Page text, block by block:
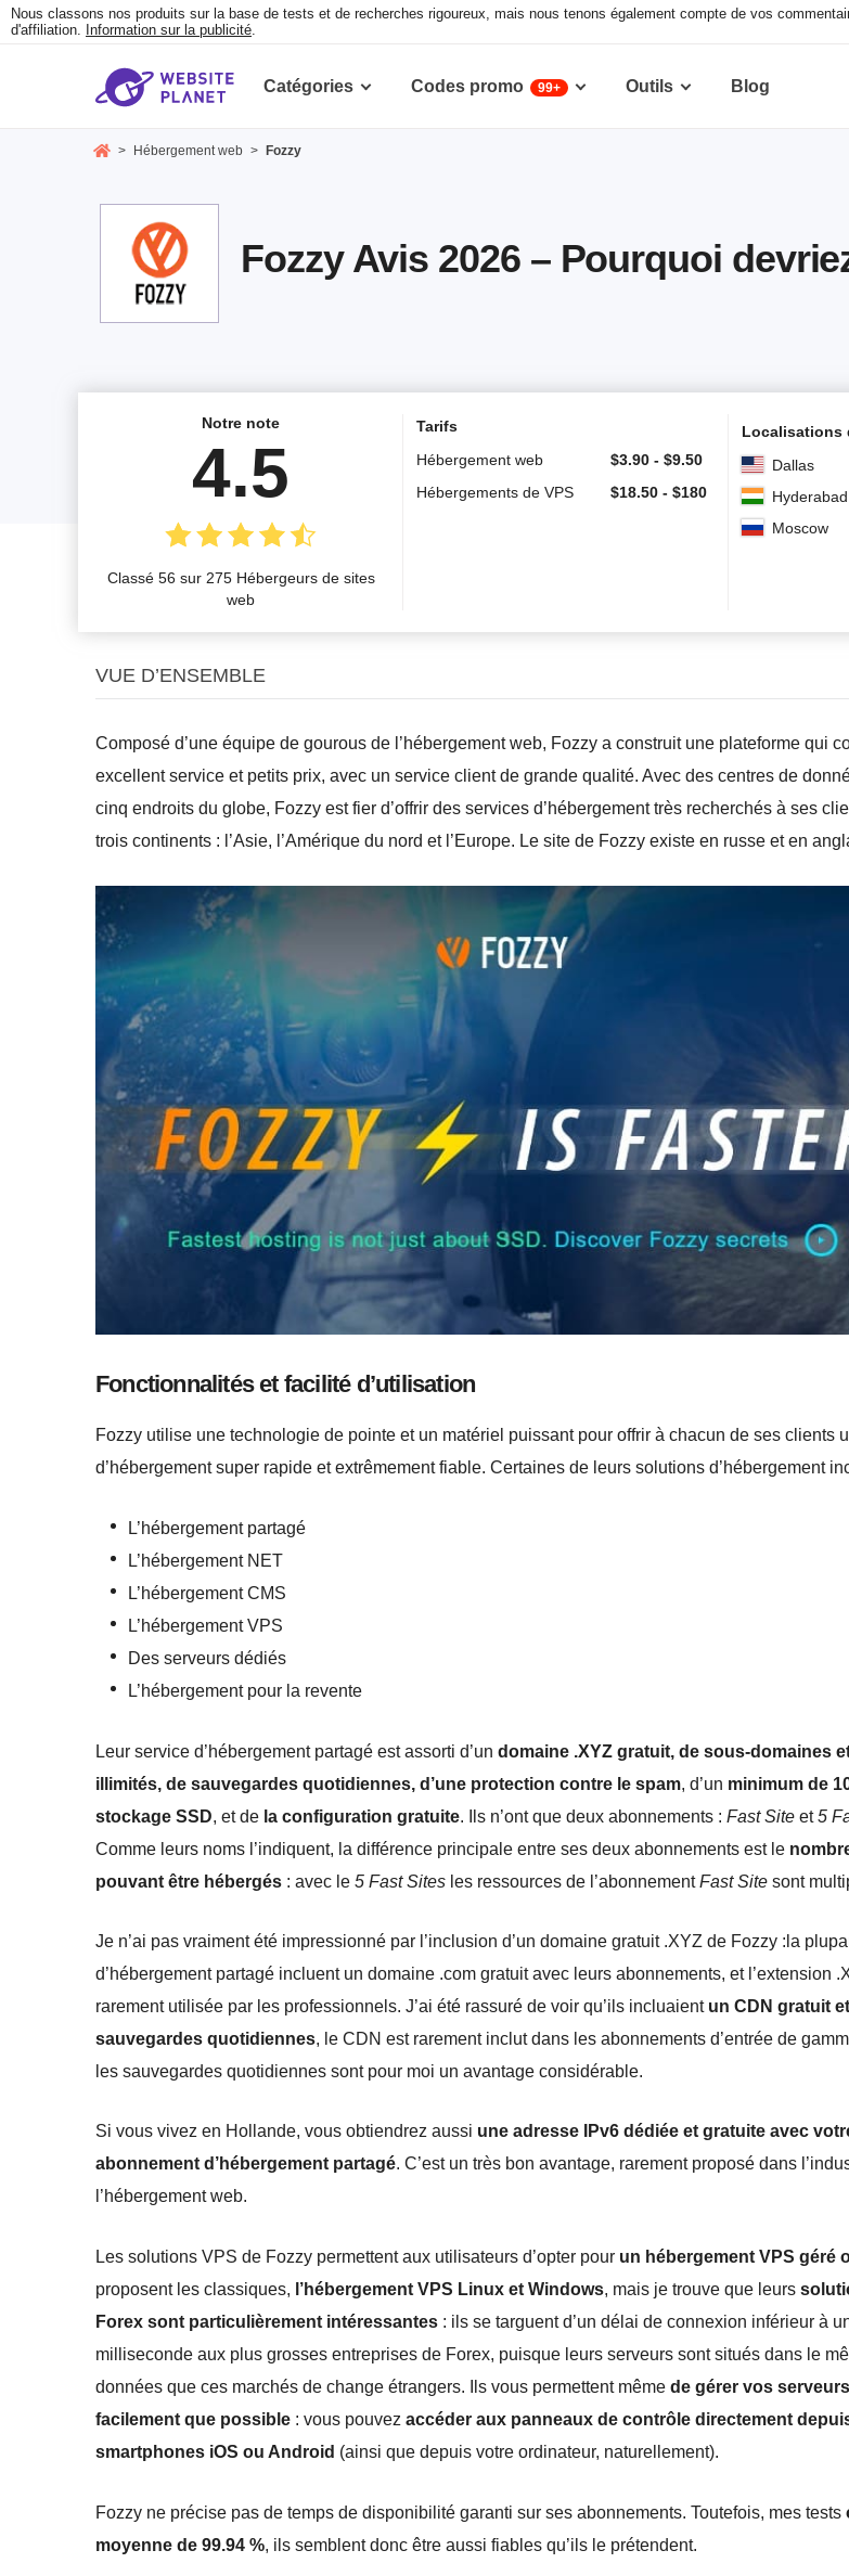
Nous classons nos produits sur la base de tests et de recherches rigoureux, mais nous tenons également compte de vos
d'affiliation. Information sur la publicité.
Catégories Codes promo 99+ Outils Blog
> Hébergement web > Fozzy
Fozzy Avis 2026 – Pourquoi
Notre note
4.5
Classé 56 sur 275 Hébergeurs de sites
web
Tarifs
Hébergement web
$3.90 - $9.50
Hébergements de VPS
$18.50 - $180
Localisations
Dallas
Hyderabad
Moscow
VUE D’ENSEMBLE
Composé d’une équipe de gourous de l’hébergement web, Fozzy a construit une plateforme qui
excellent service et petits prix, avec un service client de grande qualité. Avec des centres de
cinq endroits du globe, Fozzy est fier d’offrir des services d’hébergement très recherchés à ses
trois continents : l’Asie, l’Amérique du nord et l’Europe. Le site de Fozzy existe en russe et en
Fonctionnalités et facilité d’utilisation
Fozzy utilise une technologie de pointe et un matériel puissant pour offrir à chacun de ses clients
d’hébergement super rapide et extrêmement fiable. Certaines de leurs solutions d’hébergement
L’hébergement partagé
L’hébergement NET
L’hébergement CMS
L’hébergement VPS
Des serveurs dédiés
L’hébergement pour la revente
Leur service d’hébergement partagé est assorti d’un domaine .XYZ gratuit, de sous-domaines
illimités, de sauvegardes quotidiennes, d’une protection contre le spam, d’un minimum de
stockage SSD, et de la configuration gratuite. Ils n’ont que deux abonnements : Fast Site et5
Comme leurs noms l’indiquent, la différence principale entre ses deux abonnements est le
pouvant être hébergés : avec le 5 Fast Sites les ressources de l’abonnementFast Site sont
Je n’ai pas vraiment été impressionné par l’inclusion d’un domaine gratuit .XYZ de Fozzy :la
d’hébergement partagé incluent un domaine .com gratuit avec leurs abonnements, et l’extension
rarement utilisée par les professionnels. J’ai été rassuré de voir qu’ils incluaient un CDN gratuit
sauvegardes quotidiennes, le CDN est rarement inclut dans les abonnements d’entrée de
les sauvegardes quotidiennes sont pour moi un avantage considérable.
Si vous vivez en Hollande, vous obtiendrez aussi une adresse IPv6 dédiée et gratuite avec
abonnement d’hébergement partagé. C’est un très bon avantage, rarement proposé dans
l’hébergement web.
Les solutions VPS de Fozzy permettent aux utilisateurs d’opter pour un hébergement VPS géré
proposent les classiques, l’hébergement VPS Linux et Windows, mais je trouve que leurs
Forex sont particulièrement intéressantes : ils se targuent d’un délai de connexion inférieur à
milliseconde aux plus grosses entreprises de Forex, puisque leurs serveurs sont situés dans le
données que ces marchés de change étrangers. Ils vous permettent même de gérer vos
facilement que possible : vous pouvez accéder aux panneaux de contrôle directement
smartphones iOS ou Android (ainsi que depuis votre ordinateur, naturellement).
Fozzy ne précise pas de temps de disponibilité garanti sur ses abonnements. Toutefois, mes tests
moyenne de 99.94 %, ils semblent donc être aussi fiables qu’ils le prétendent.